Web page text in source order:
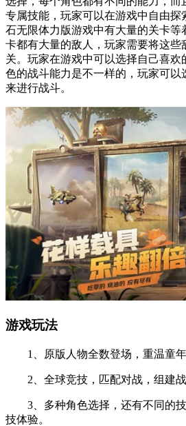
专属技能，玩家可以在游戏中自由探
石无限体力版游戏中有大量的关卡等
卡都有大量的敌人，玩家需要将这些
关。玩家在游戏中可以选择自己喜欢
色的战斗能力是不一样的，玩家可以
来进行战斗。
游戏玩法
1、原版人物全数登场，重温童年
2、全球竞技，匹配对战，组建战
3、多种角色选择，还有不同的技
技体验。